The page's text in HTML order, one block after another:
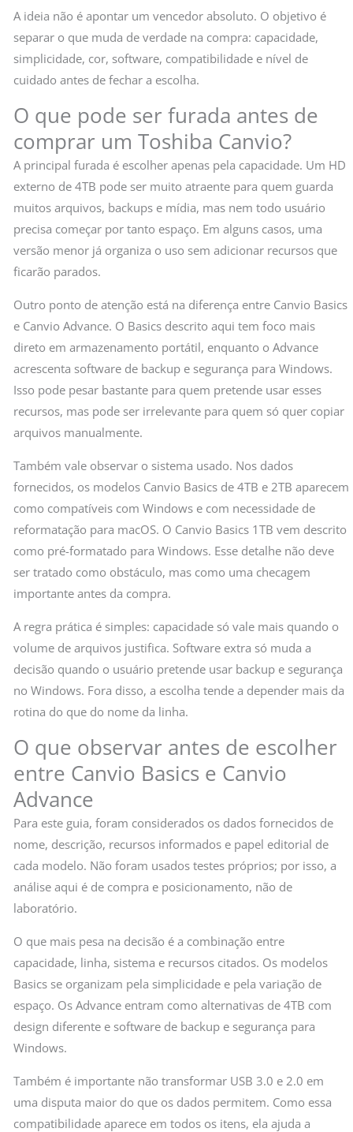
A ideia não é apontar um vencedor absoluto. O objetivo é
separar o que muda de verdade na compra: capacidade,
simplicidade, cor, software, compatibilidade e nível de
cuidado antes de fechar a escolha.
O que pode ser furada antes de
comprar um Toshiba Canvio?
A principal furada é escolher apenas pela capacidade. Um HD
externo de 4TB pode ser muito atraente para quem guarda
muitos arquivos, backups e mídia, mas nem todo usuário
precisa começar por tanto espaço. Em alguns casos, uma
versão menor já organiza o uso sem adicionar recursos que
ficarão parados.
Outro ponto de atenção está na diferença entre Canvio Basics
e Canvio Advance. O Basics descrito aqui tem foco mais
direto em armazenamento portátil, enquanto o Advance
acrescenta software de backup e segurança para Windows.
Isso pode pesar bastante para quem pretende usar esses
recursos, mas pode ser irrelevante para quem só quer copiar
arquivos manualmente.
Também vale observar o sistema usado. Nos dados
fornecidos, os modelos Canvio Basics de 4TB e 2TB aparecem
como compatíveis com Windows e com necessidade de
reformatação para macOS. O Canvio Basics 1TB vem descrito
como pré-formatado para Windows. Esse detalhe não deve
ser tratado como obstáculo, mas como uma checagem
importante antes da compra.
A regra prática é simples: capacidade só vale mais quando o
volume de arquivos justifica. Software extra só muda a
decisão quando o usuário pretende usar backup e segurança
no Windows. Fora disso, a escolha tende a depender mais da
rotina do que do nome da linha.
O que observar antes de escolher
entre Canvio Basics e Canvio
Advance
Para este guia, foram considerados os dados fornecidos de
nome, descrição, recursos informados e papel editorial de
cada modelo. Não foram usados testes próprios; por isso, a
análise aqui é de compra e posicionamento, não de
laboratório.
O que mais pesa na decisão é a combinação entre
capacidade, linha, sistema e recursos citados. Os modelos
Basics se organizam pela simplicidade e pela variação de
espaço. Os Advance entram como alternativas de 4TB com
design diferente e software de backup e segurança para
Windows.
Também é importante não transformar USB 3.0 e 2.0 em
uma disputa maior do que os dados permitem. Como essa
compatibilidade aparece em todos os itens, ela ajuda a